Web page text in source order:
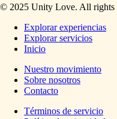
© 2025 Unity Love. All rights
Explorar experiencias
Explorar servicios
Inicio
Nuestro movimiento
Sobre nosotros
Contacto
Términos de servicio